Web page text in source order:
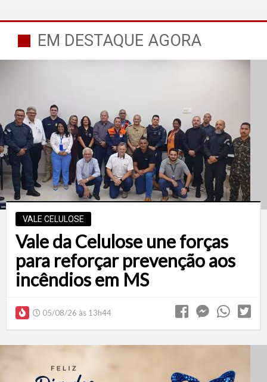
EM DESTAQUE AGORA
VALE CELULOSE
Vale da Celulose une forças
para reforçar prevenção aos
incêndios em MS
05/08/26 às 13h44